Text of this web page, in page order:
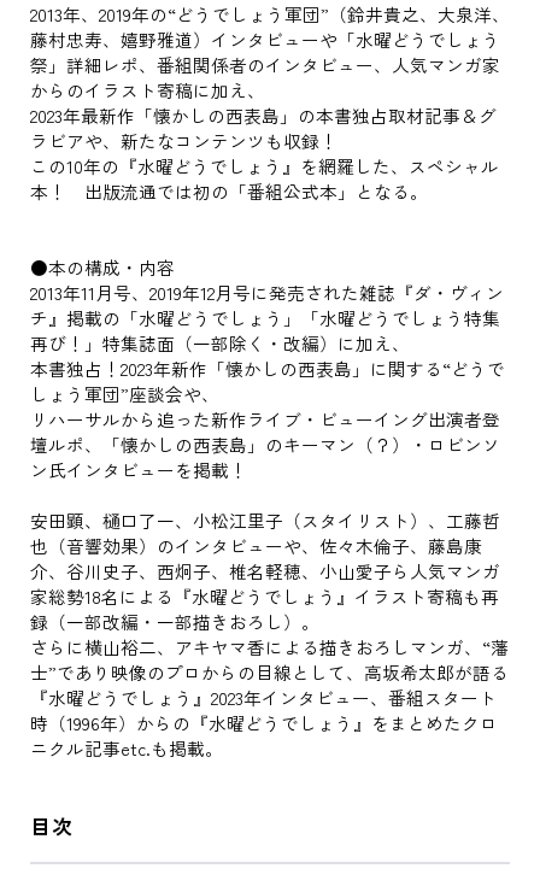
2013年、2019年の“どうでしょう軍団”（鈴井貴之、大泉洋、
藤村忠寿、嬉野雅道）インタビューや「水曜どうでしょう
祭」詳細レポ、番組関係者のインタビュー、人気マンガ家
からのイラスト寄稿に加え、
2023年最新作「懐かしの西表島」の本書独占取材記事＆グ
ラビアや、新たなコンテンツも収録！
この10年の『水曜どうでしょう』を網羅した、スペシャル
本！ 出版流通では初の「番組公式本」となる。
●本の構成・内容
2013年11月号、2019年12月号に発売された雑誌『ダ・ヴィン
チ』掲載の「水曜どうでしょう」「水曜どうでしょう特集
再び！」特集誌面（一部除く・改編）に加え、
本書独占！2023年新作「懐かしの西表島」に関する“どうで
しょう軍団”座談会や、
リハーサルから追った新作ライブ・ビューイング出演者登
壇ルポ、「懐かしの西表島」のキーマン（？）・ロビンソ
ン氏インタビューを掲載！
安田顕、樋口了一、小松江里子（スタイリスト）、工藤哲
也（音響効果）のインタビューや、佐々木倫子、藤島康
介、谷川史子、西炯子、椎名軽穂、小山愛子ら人気マンガ
家総勢18名による『水曜どうでしょう』イラスト寄稿も再
録（一部改編・一部描きおろし）。
さらに横山裕二、アキヤマ香による描きおろしマンガ、“藩
士”であり映像のプロからの目線として、高坂希太郎が語る
『水曜どうでしょう』2023年インタビュー、番組スタート
時（1996年）からの『水曜どうでしょう』をまとめたクロ
ニクル記事etc.も掲載。
目次